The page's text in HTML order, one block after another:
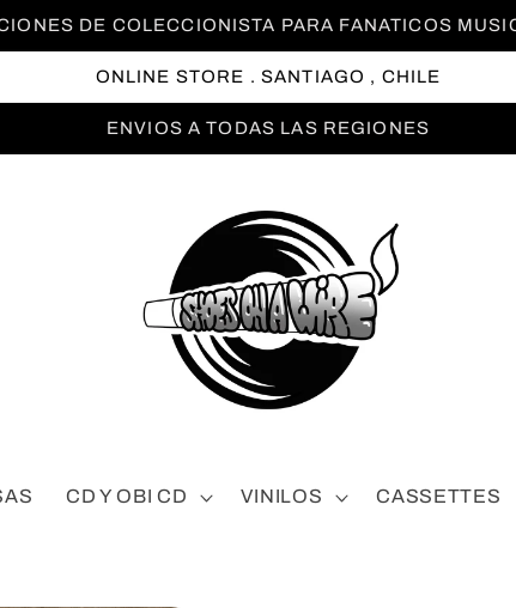
DE COLECCIONISTA PARA FANATICOS
ONLINE STORE . SANTIAGO , CHILE
ENVIOS A TODAS LAS REGIONES
CD Y OBI CD VINILOS CASSETTES